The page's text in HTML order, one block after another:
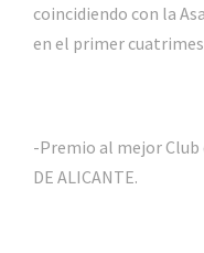
coincidiendo con la
en el primer
-Premio al mejor Club
DE ALICANTE.